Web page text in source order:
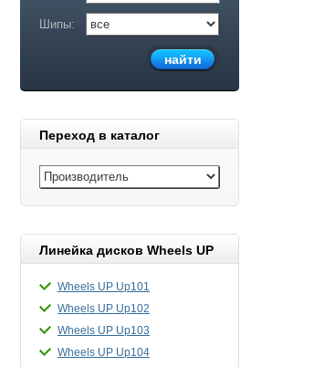
Шипы:
Переход в каталог
Линейка дисков Wheels UP
Wheels UP Up101
Wheels UP Up102
Wheels UP Up103
Wheels UP Up104